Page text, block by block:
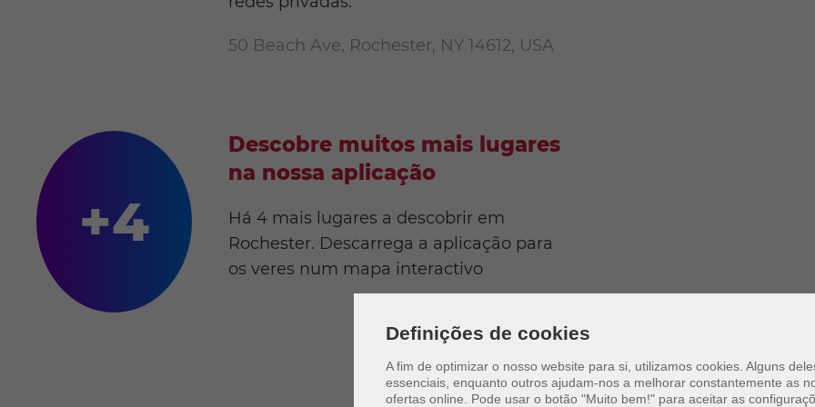
Definições de cookies
A fim de optimizar o nosso website para si, utilizamos cookies. Alguns
essenciais, enquanto outros ajudam-nos a melhorar constantemente as
ofertas online.
Pode usar o botão "Muito bem!" para aceitar as
50 Beach Ave, Rochester, NY 14612, USA
+4
Descobre muitos mais lugares
na nossa aplicação
Há 4 mais lugares a descobrir em
Rochester. Descarrega a aplicação para
os veres num mapa interactivo